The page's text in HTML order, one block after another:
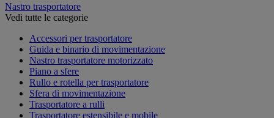
Nastro trasportatore
Vedi tutte le categorie
Accessori per trasportatore
Guida e binario di movimentazione
Nastro trasportatore motorizzato
Piano a sfere
Rullo e rotella per trasportatore
Sfera di movimentazione
Trasportatore a rulli
Trasportatore estensibile e mobile